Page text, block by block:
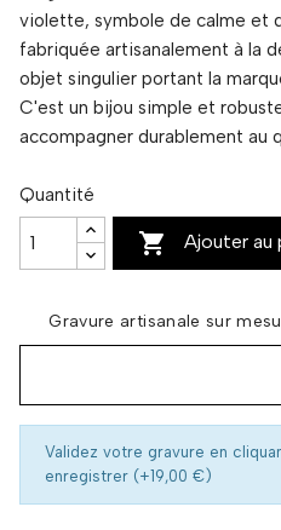
violette, symbole de calme et
fabriquée artisanalement à la
objet singulier portant la
C'est un bijou simple et
accompagner durablement au
Quantité
 Ajouter au
Gravure artisanale sur
Validez votre gravure en
enregistrer (+19,00 €)